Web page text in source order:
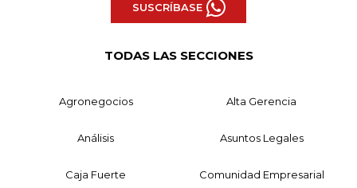
SUSCRÍBASE
TODAS LAS SECCIONES
Agronegocios Alta Gerencia
Análisis Asuntos Legales
Caja Fuerte Comunidad Empresarial